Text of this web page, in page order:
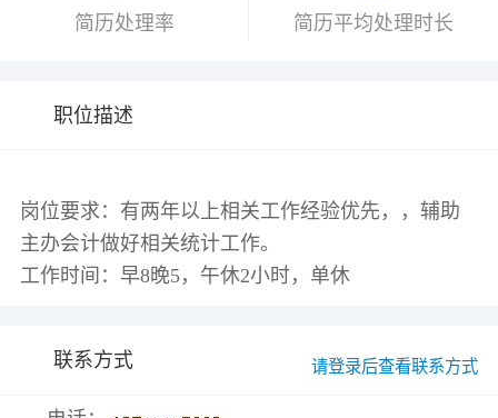
简历处理率 简历平均处理时长
职位描述
岗位要求：有两年以上相关工作经验优先，，辅助
主办会计做好相关统计工作。
工作时间：早8晚5，午休2小时，单休
联系方式 请登录后查看联系方式